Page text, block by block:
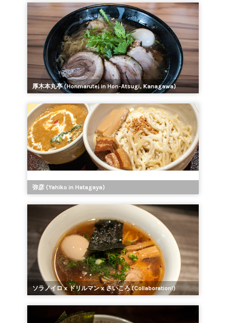
厚木本丸亭 (Honmarutei in Hon-Atsugi, Kanagawa)
弥彦 (Yahiko in Hatagaya)
ソラノイロ x ドリルマン x さいころ (Collaboration!)